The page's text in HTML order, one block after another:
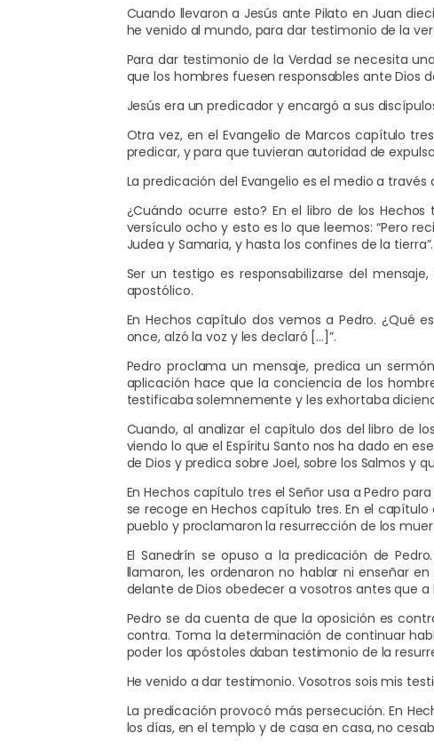
Cuando llevaron a Jesús ante Pilato en Juan
he venido al mundo, para dar testimonio de la
Para dar testimonio de la Verdad se necesita
que los hombres fuesen responsables ante Dios
Jesús era un predicador y encargó a sus
Otra vez, en el Evangelio de Marcos capítulo
predicar, y para que tuvieran autoridad de
La predicación del Evangelio es el medio a
¿Cuándo ocurre esto? En el libro de los
versículo ocho y esto es lo que leemos: “Pero
Judea y Samaria, y hasta los confines de la tierra”.
Ser un testigo es responsabilizarse del
apostólico.
En Hechos capítulo dos vemos a Pedro. ¿Qué
once, alzó la voz y les declaró […]”.
Pedro proclama un mensaje, predica un
aplicación hace que la conciencia de los
testificaba solemnemente y les exhortaba
Cuando, al analizar el capítulo dos del libro de
viendo lo que el Espíritu Santo nos ha dado en
de Dios y predica sobre Joel, sobre los Salmos
En Hechos capítulo tres el Señor usa a Pedro
se recoge en Hechos capítulo tres. En el
pueblo y proclamaron la resurrección de los
El Sanedrín se opuso a la predicación de
llamaron, les ordenaron no hablar ni enseñar
delante de Dios obedecer a vosotros antes que
Pedro se da cuenta de que la oposición es
contra. Toma la determinación de continuar
poder los apóstoles daban testimonio de la
He venido a dar testimonio. Vosotros sois mis
La predicación provocó más persecución. En
los días, en el templo y de casa en casa, no